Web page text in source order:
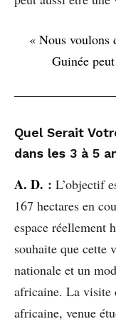
« Nous voulons
Guinée
Quel Serait
dans les 3 à 5
A. D. : L’objectif
167 hectares en
espace réellement
souhaite que cette
nationale et un
africaine. La visite
africaine, venue